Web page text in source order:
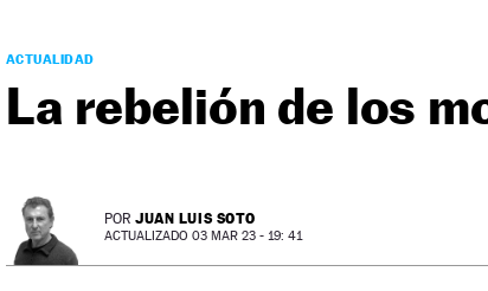
ACTUALIDAD
La rebelión de los
POR JUAN LUIS SOTO
ACTUALIZADO 03 MAR 23 - 19: 41